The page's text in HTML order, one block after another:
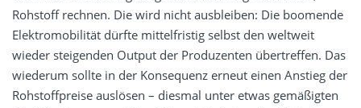
Rohstoff rechnen. Die wird nicht ausbleiben: Die boomende
Elektromobilität dürfte mittelfristig selbst den weltweit
wieder steigenden Output der Produzenten übertreffen. Das
wiederum sollte in der Konsequenz erneut einen Anstieg der
Rohstoffpreise auslösen – diesmal unter etwas gemäßigten